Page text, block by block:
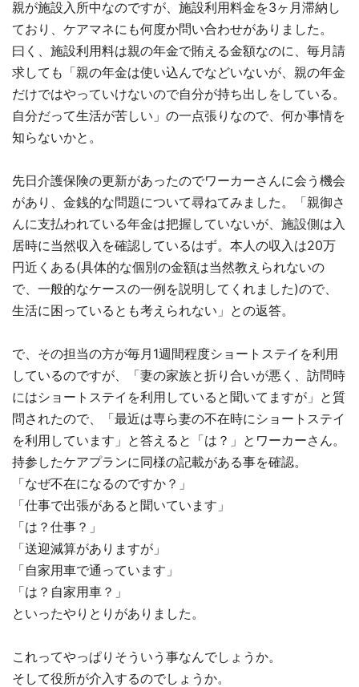
親が施設入所中なのですが、施設利用料金を3ヶ月滞納し
ており、ケアマネにも何度か問い合わせがありました。
曰く、施設利用料は親の年金で賄える金額なのに、毎月請
求しても「親の年金は使い込んでなどいないが、親の年金
だけではやっていけないので自分が持ち出しをしている。
自分だって生活が苦しい」の一点張りなので、何か事情を
知らないかと。
先日介護保険の更新があったのでワーカーさんに会う機会
があり、金銭的な問題について尋ねてみました。「親御さ
んに支払われている年金は把握していないが、施設側は入
居時に当然収入を確認しているはず。本人の収入は20万
円近くある(具体的な個別の金額は当然教えられないの
で、一般的なケースの一例を説明してくれました)ので、
生活に困っているとも考えられない」との返答。
で、その担当の方が毎月1週間程度ショートステイを利用
しているのですが、「妻の家族と折り合いが悪く、訪問時
にはショートステイを利用していると聞いてますが」と質
問されたので、「最近は専ら妻の不在時にショートステイ
を利用しています」と答えると「は？」とワーカーさん。
持参したケアプランに同様の記載がある事を確認。
「なぜ不在になるのですか？」
「仕事で出張があると聞いています」
「は？仕事？」
「送迎減算がありますが」
「自家用車で通っています」
「は？自家用車？」
といったやりとりがありました。
これってやっぱりそういう事なんでしょうか。
そして役所が介入するのでしょうか。